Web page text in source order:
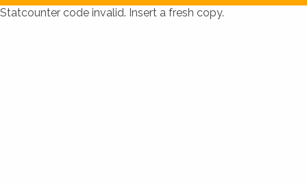
Statcounter code invalid. Insert a fresh copy.